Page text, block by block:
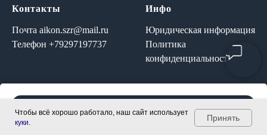
Чтобы всё хорошо работало, наш сайт использует
куки.
Принять
Оставить заявку
Контакты
Почта aikon.szr@mail.ru
Телефон +79297197737
Инфо
Юридическая информация
Политика
конфиденциальности